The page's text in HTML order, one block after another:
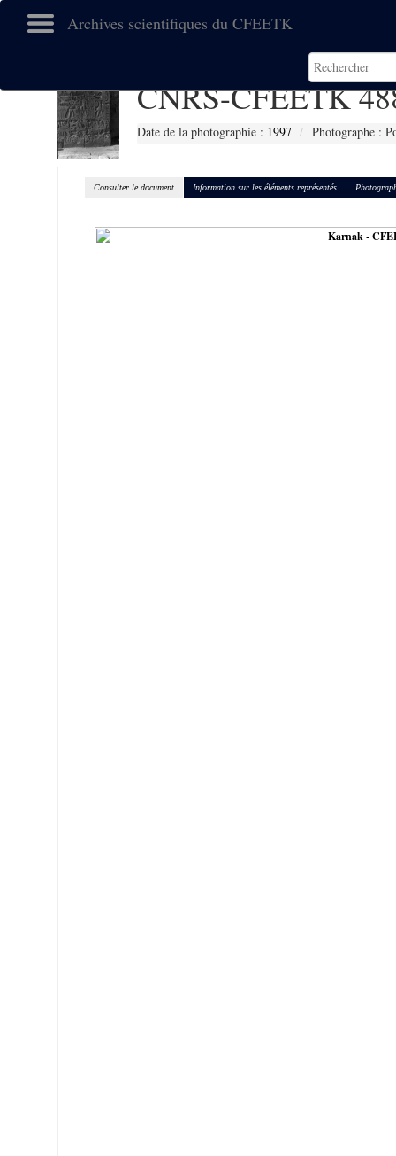
Archives scientifiques du CFEETK
CNRS-CFEETK
Date de la photographie : 1997 Photographe :
Consulter le document Information sur les éléments représentés